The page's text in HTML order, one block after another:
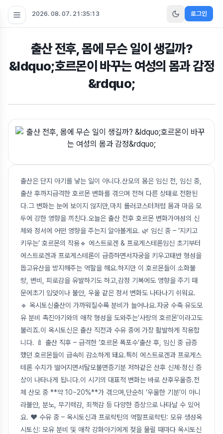
2026. 08. 07. 21:35:13 로그인
출산 전후, 몸에 무슨 일이 생길까?
&ldquo;호르몬이 바꾸는 여성의 몸과 감정
&rdquo;
출산은 단지 아기를 낳는 일이 아니다.산모의 몸은 임신 전, 임신 중,
출산 후까지급격한 호르몬 변화를 겪으며 전혀 다른 상태로 전환된
다.그 변화는 눈에 보이지 않지만,마치 롤러코스터처럼 몸과 마음 모
두에 강한 영향을 끼친다.오늘은 출산 전후 호르몬 변화가여성의 신
체와 정서에 어떤 영향을 주는지 알아볼게요. 🌿 임신 중 – ‘지키고
키우는’ 호르몬의 작용🔹 에스트로겐 & 프로게스테론임신 초기부터
에스트로겐과 프로게스테론이 급증하면서자궁을 키우고태반 형성을
돕고유산을 방지해주는 역할을 해요.하지만 이 호르몬들이 소화불
량, 변비, 피로감을 유발하기도 하고,감정 기복에도 영향을 주기 때
문에초기 입덧이나 불안, 우울 같은 정서 변화도 나타나기 쉬워요.
🔹 옥시토신출산이 가까워질수록 분비가 늘어나요.자궁 수축 유도모
유 분비 촉진아기와의 애착 형성을 도와주는‘사랑의 호르몬’이라고도
불리죠.이 옥시토신은 출산 직전과 수유 중에 가장 활발하게 작용합
니다. 🍼 출산 직후 – 급격한 ‘호르몬 폭포수’출산 후, 임신 중 급증
했던 호르몬들이 급속히 감소하게 돼요.특히 에스트로겐과 프로게스
테론 수치가 떨어지면서탈모불면증기분 저하같은 산후 신체·정신 증
상이 나타나게 됩니다.이 시기의 대표적 변화는 바로 산후우울증.전
체 산모 중 **약 10~20%**가 겪으며,단순히 ‘우울한 기분’이 아니
라불안, 분노, 무기력감, 죄책감 등 다양한 증상으로 나타날 수 있어
요. ❤️ 수유 중 – 옥시토신과 프로락틴의 역할프로락틴: 모유 생성옥
시토신: 모유 분비 및 애착 강화아기에게 젖을 물릴 때마다 옥시토신